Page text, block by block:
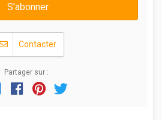
S'abonner
Contacter
Partager sur :
EmailFacebook
Pinterest